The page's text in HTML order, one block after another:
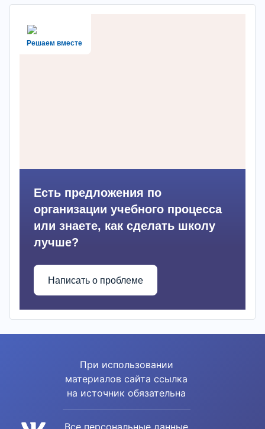
Решаем вместе
Есть предложения по
организации учебного процесса
или знаете, как сделать школу
лучше?
Написать о проблеме
При использовании
материалов сайта ссылка
на источник обязательна